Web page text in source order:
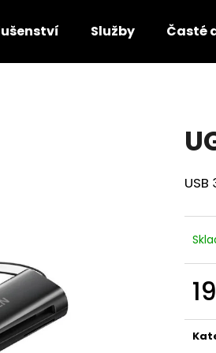
Služby Časté